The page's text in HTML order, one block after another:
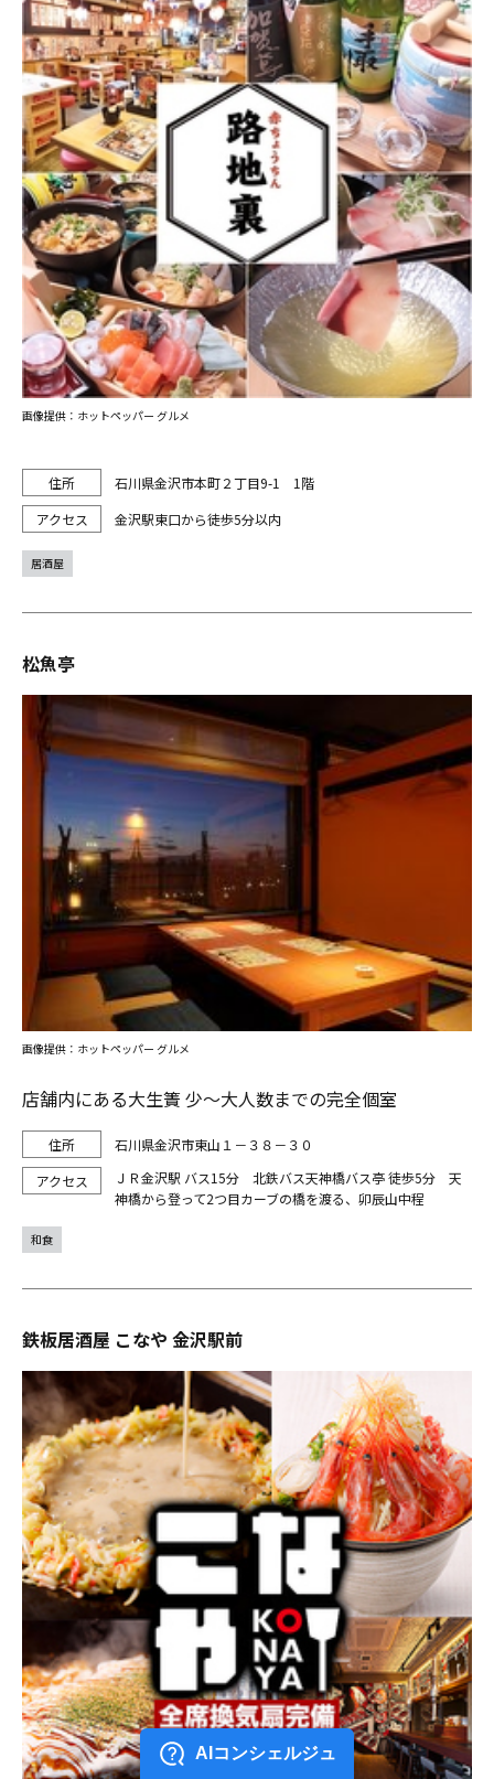
石川県金沢市本町２丁目9-1 1階
金沢駅東口から徒歩5分以内
画像提供：ホットペッパー グルメ
居酒屋
松魚亭
店舗内にある大生簀 少～大人数までの完全個室
石川県金沢市東山１－３８－３０
ＪＲ金沢駅 バス15分 北鉄バス天神橋バス亭 徒歩5分 天
神橋から登って2つ目カーブの橋を渡る、卯辰山中程
画像提供：ホットペッパー グルメ
和食
鉄板居酒屋 こなや 金沢駅前